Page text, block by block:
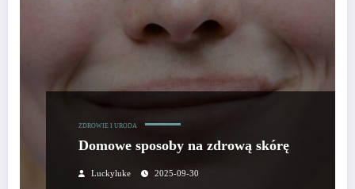
ZDROWIE I URODA
Domowe sposoby na zdrową skórę
Luckyluke 2025-09-30